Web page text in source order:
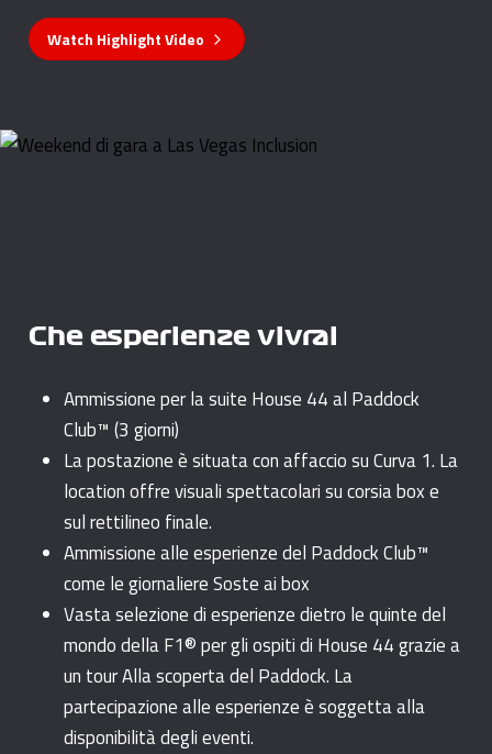
Watch Highlight Video
Che esperienze vivrai
Ammissione per la suite House 44 al Paddock
Club™ (3 giorni)
La postazione è situata con affaccio su Curva 1. La
location offre visuali spettacolari su corsia box e
sul rettilineo finale.
Ammissione alle esperienze del Paddock Club™
come le giornaliere Soste ai box
Vasta selezione di esperienze dietro le quinte del
mondo della F1® per gli ospiti di House 44 grazie a
un tour Alla scoperta del Paddock. La
partecipazione alle esperienze è soggetta alla
disponibilità degli eventi.